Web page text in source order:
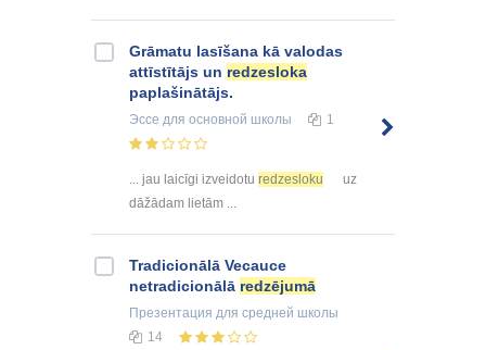
Grāmatu lasīšana kā valodas
attīstītājs un redzesloka
paplašinātājs.
Эссе для основной школы 1
... jau laicīgi izveidotu redzesloku
uz
dāžādam lietām ...
Tradicionālā Vecauce
netradicionālā redzējumā
Презентация для средней школы
14